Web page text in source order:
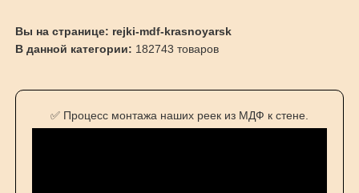
Вы на странице: rejki-mdf-krasnoyarsk
В данной категории: 182743 товаров
✅ Процесс монтажа наших реек из МДФ к стене.